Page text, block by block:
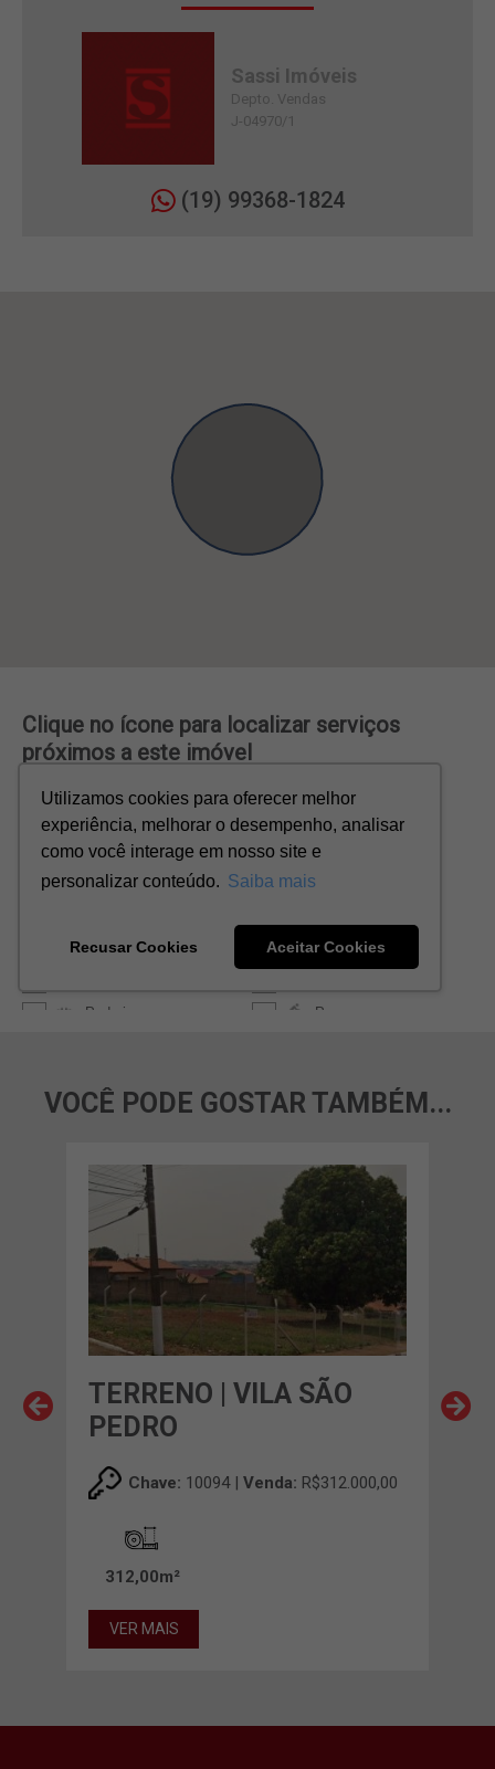
Sassi Imóveis
Depto. Vendas
J-04970/1
(19) 99368-1824
VOCÊ PODE GOSTAR TAMBÉM...
TERRENO | VILA SÃO
PEDRO
Chave: 10094 | Venda: R$312.000,00
312,00m²
VER MAIS